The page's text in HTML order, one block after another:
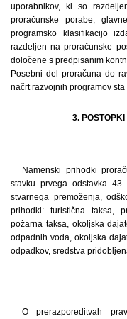
uporabnikov, ki so
proračunske porabe,
programsko klasifikacijo
razdeljen na proračunske
določene s predpisanim
Posebni del proračuna do
načrt razvojnih programov sta
3.
Namenski prihodki
stavku prvega odstavka
stvarnega premoženja,
prihodki: turistična taksa,
požarna taksa, okoljska
odpadnih voda, okoljska
odpadkov, sredstva
O prerazporeditvah